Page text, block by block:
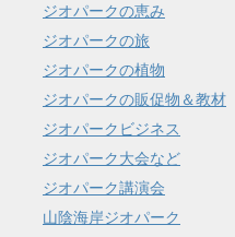
ジオパークの恵み
ジオパークの旅
ジオパークの植物
ジオパークの販促物＆教材
ジオパークビジネス
ジオパーク大会など
ジオパーク講演会
山陰海岸ジオパーク